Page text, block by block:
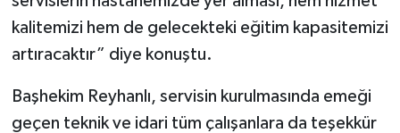
kalitemizi hem de gelecekteki eğitim kapasitemizi
artıracaktır” diye konuştu.
Başhekim Reyhanlı, servisin kurulmasında emeği
geçen teknik ve idari tüm çalışanlara da teşekkür